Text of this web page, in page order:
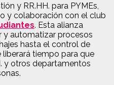
y RR.HH. para PYMEs,
y colaboración con el club
. Esta alianza
y automatizar procesos
hasta el control de
tiempo para que
y otros departamentos